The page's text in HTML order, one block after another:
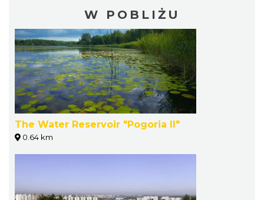
W POBLIŻU
The Water Reservoir "Pogoria II"
0.64 km